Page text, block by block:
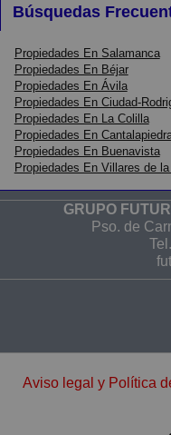
Búsquedas
Propiedades En Salamanca
Propiedades En Béjar
Propiedades En Ávila
Propiedades En Ciudad-
Propiedades En La Colilla
Propiedades En
Propiedades En Buenavista
Propiedades En Villares de
GRUPO
Pso. de
Tel.
Aviso legal y Política